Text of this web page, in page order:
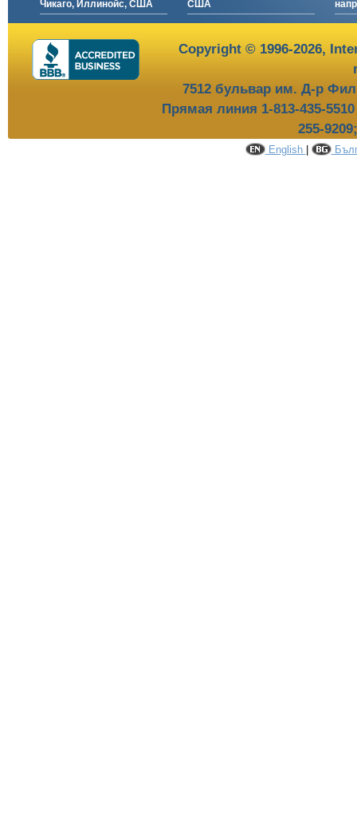
Чикаго, Иллинойс, США США
Copyright © 1996-2026,
7512 бульвар им. Д-р
Прямая линия 1-813-435-
255-9209
English